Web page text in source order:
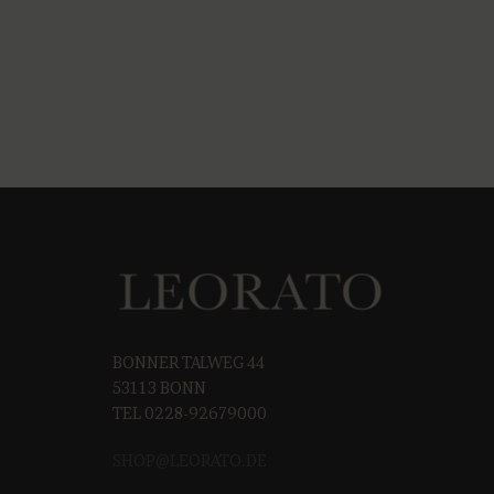
BONNER TALWEG 44
53113 BONN
TEL 0228-92679000